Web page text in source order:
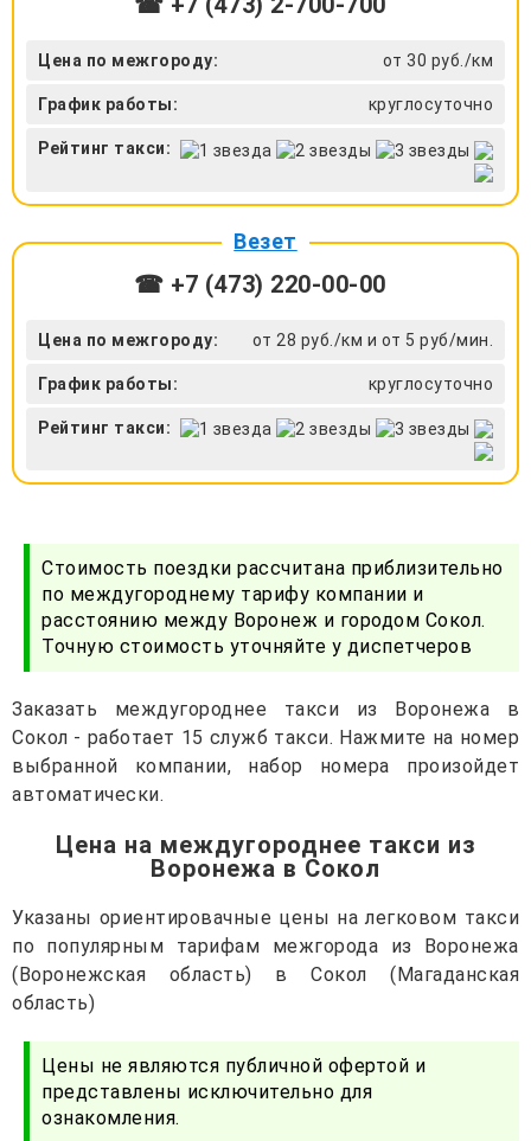
Цена по межгороду: от 30 руб./км
График работы: круглосуточно
Рейтинг такси:
Везет
☎ +7 (473) 220-00-00
Цена по межгороду: от 28 руб./км и от 5 руб/мин.
График работы: круглосуточно
Рейтинг такси:
Стоимость поездки рассчитана приблизительно
по междугороднему тарифу компании и
расстоянию между Воронеж и городом Сокол.
Точную стоимость уточняйте у диспетчеров
Заказать междугороднее такси из Воронежа в
Сокол - работает 15 служб такси. Нажмите на номер
выбранной компании, набор номера произойдет
автоматически.
Цена на междугороднее такси из
Воронежа в Сокол
Указаны ориентировачные цены на легковом такси
по популярным тарифам межгорода из Воронежа
(Воронежская область) в Сокол (Магаданская
область)
Цены не являются публичной офертой и
представлены исключительно для
ознакомления.